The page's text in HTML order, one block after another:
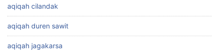
aqiqah cilandak
aqiqah duren sawit
aqiqah jagakarsa